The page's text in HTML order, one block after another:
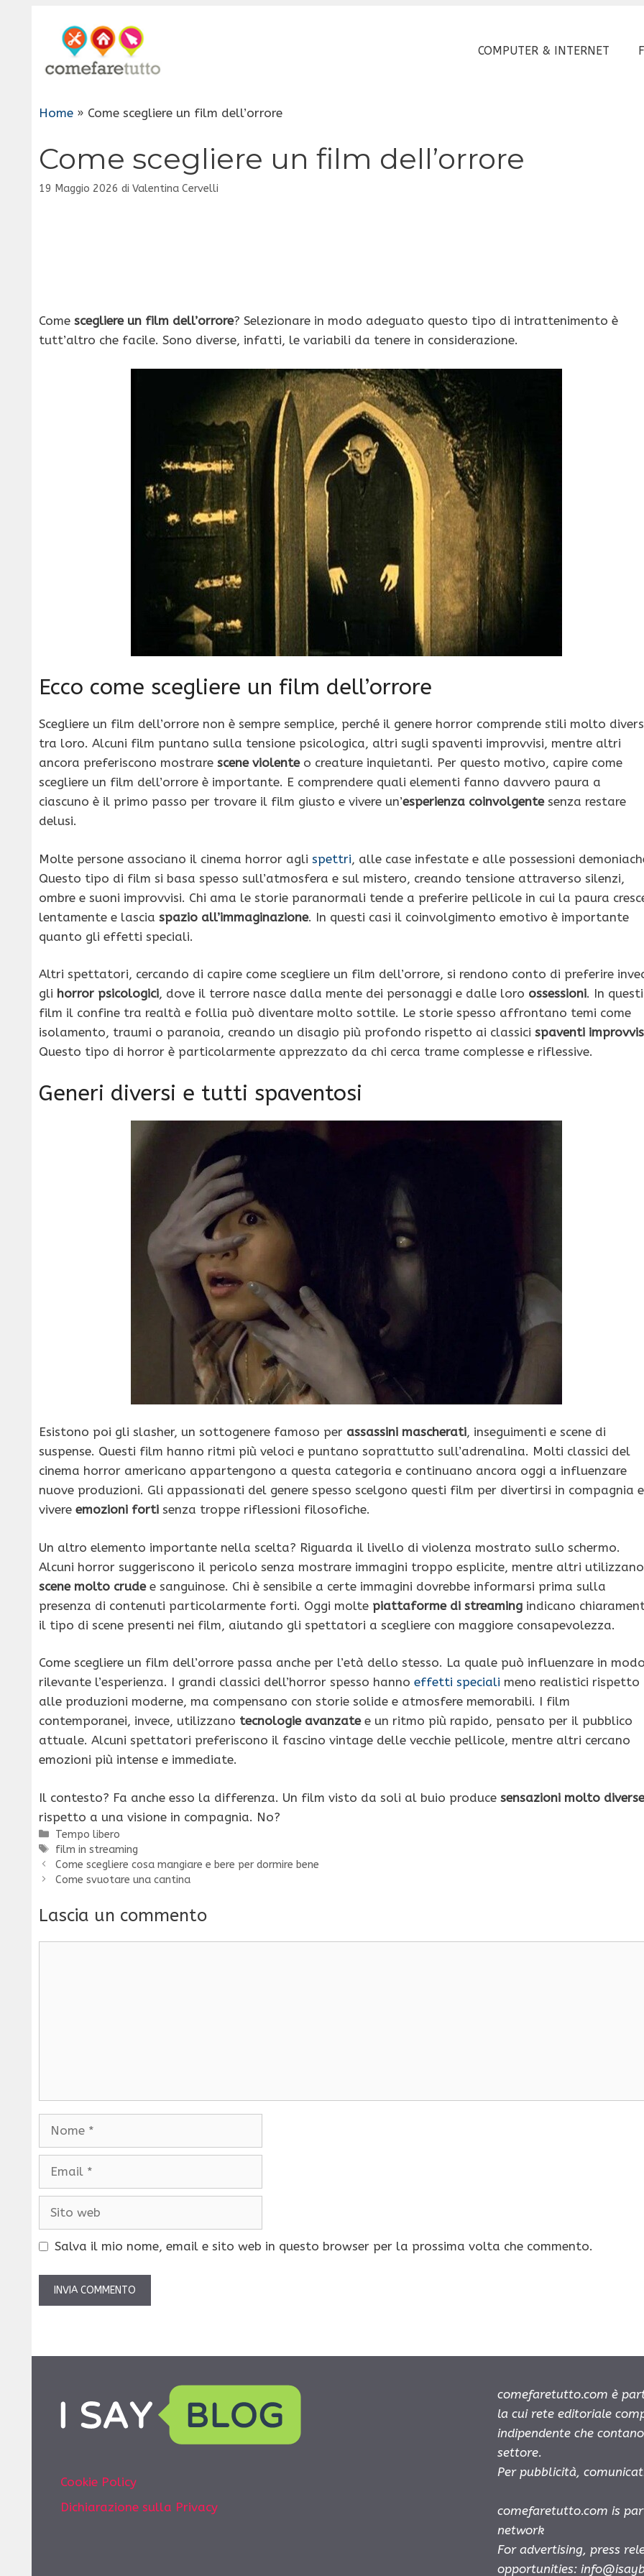
COMPUTER & INTERNET
Home » Come scegliere un film dell’orrore
Come scegliere un film dell’orrore
19 Maggio 2026 di Valentina Cervelli
Come scegliere un film dell’orrore? Selezionare in modo adeguato questo tipo di intrattenimento è
tutt’altro che facile. Sono diverse, infatti, le variabili da tenere in considerazione.
Ecco come scegliere un film dell’orrore
Scegliere un film dell’orrore non è sempre semplice, perché il genere horror comprende stili molto
tra loro. Alcuni film puntano sulla tensione psicologica, altri sugli spaventi improvvisi, mentre altri
ancora preferiscono mostrare scene violenteo creature inquietanti. Per questo motivo, capire come
scegliere un film dell’orrore è importante. E comprendere quali elementi fanno davvero paura a
ciascuno è il primo passo per trovare il film giusto e vivere un’esperienza coinvolgentesenza restare
delusi.
Molte persone associano il cinema horror agli spettri, alle case infestate e alle possessioni
Questo tipo di film si basa spesso sull’atmosfera e sul mistero, creando tensione attraverso silenzi,
ombre e suoni improvvisi. Chi ama le storie paranormali tende a preferire pellicole in cui la paura
lentamente e lascia spazio all’immaginazione. In questi casi il coinvolgimento emotivo è importante
quanto gli effetti speciali.
Altri spettatori, cercando di capire come scegliere un film dell’orrore, si rendono conto di preferire
gli horror psicologici, dove il terrore nasce dalla mente dei personaggi e dalle loro ossessioni. In questi
film il confine tra realtà e follia può diventare molto sottile. Le storie spesso affrontano temi come
isolamento, traumi o paranoia, creando un disagio più profondo rispetto ai classici spaventi
Questo tipo di horror è particolarmente apprezzato da chi cerca trame complesse e riflessive.
Generi diversi e tutti spaventosi
Esistono poi gli slasher, un sottogenere famoso per assassini mascherati, inseguimenti e scene di
suspense. Questi film hanno ritmi più veloci e puntano soprattutto sull’adrenalina. Molti classici del
cinema horror americano appartengono a questa categoria e continuano ancora oggi a influenzare
nuove produzioni. Gli appassionati del genere spesso scelgono questi film per divertirsi in compagnia e
vivere emozioni forti senza troppe riflessioni filosofiche.
Un altro elemento importante nella scelta? Riguarda il livello di violenza mostrato sullo schermo.
Alcuni horror suggeriscono il pericolo senza mostrare immagini troppo esplicite, mentre altri utilizzano
scene molto crudee sanguinose. Chi è sensibile a certe immagini dovrebbe informarsi prima sulla
presenza di contenuti particolarmente forti. Oggi molte piattaforme di streaming indicano
il tipo di scene presenti nei film, aiutando gli spettatori a scegliere con maggiore consapevolezza.
Come scegliere un film dell’orrore passa anche per l’età dello stesso. La quale può influenzare in
rilevante l’esperienza. I grandi classici dell’horror spesso hanno effetti speciali meno realistici rispetto
alle produzioni moderne, ma compensano con storie solide e atmosfere memorabili. I film
contemporanei, invece, utilizzano tecnologie avanzatee un ritmo più rapido, pensato per il pubblico
attuale. Alcuni spettatori preferiscono il fascino vintage delle vecchie pellicole, mentre altri cercano
emozioni più intense e immediate.
Il contesto? Fa anche esso la differenza. Un film visto da soli al buio produce sensazioni molto diverse
rispetto a una visione in compagnia. No?
Categorie
Tempo libero
Tag
film in streaming
Come scegliere cosa mangiare e bere per dormire bene
Come svuotare una cantina
Lascia un commento
Nome
Email
Sito
Salva il mio nome, email e sito web in questo browser per la prossima volta che commento.
Cookie Policy
Dichiarazione sulla Privacy
comefaretutto.com è
la cui rete editoriale
indipendente che
settore.
Per pubblicità,
comefaretutto.com is
network
For advertising, press
opportunities: